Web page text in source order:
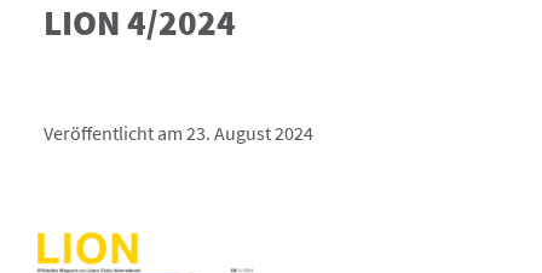
LION 4/2024
Veröffentlicht am 23. August 2024